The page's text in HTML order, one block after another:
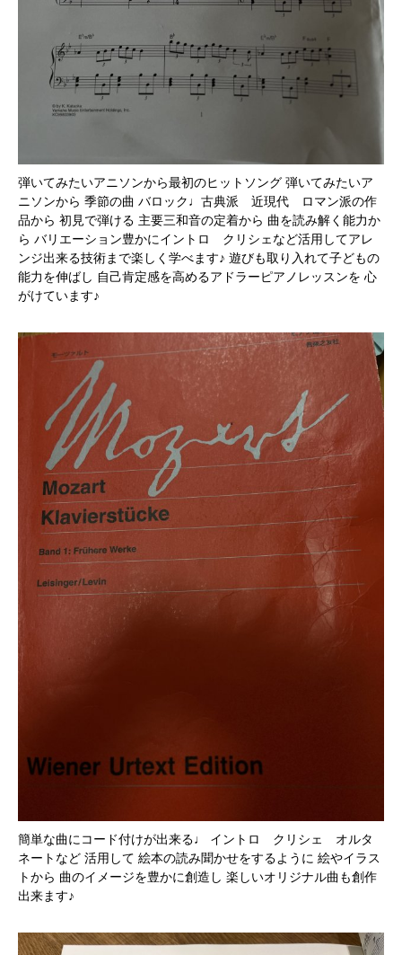
弾いてみたいアニソンから最初のヒットソング 弾いてみたいア
ニソンから 季節の曲 バロック♩古典派 近現代 ロマン派の作
品から 初見で弾ける 主要三和音の定着から 曲を読み解く能力か
ら バリエーション豊かにイントロ クリシェなど活用してアレ
ンジ出来る技術まで楽しく学べます♪ 遊びも取り入れて子どもの
能力を伸ばし 自己肯定感を高めるアドラーピアノレッスンを 心
がけています♪
簡単な曲にコード付けが出来る♩ イントロ クリシェ オルタ
ネートなど 活用して 絵本の読み聞かせをするように 絵やイラス
トから 曲のイメージを豊かに創造し 楽しいオリジナル曲も創作
出来ます♪